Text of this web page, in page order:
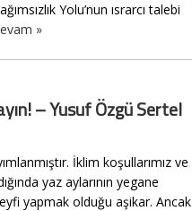
Yolu’nun ısrarcı talebi
»
– Yusuf Özgü Sertel
İklim koşullarımız ve
yaz aylarının yegane
yapmak olduğu aşikar. Ancak